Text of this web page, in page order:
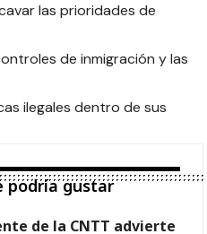
las prioridades de
de inmigración y las
ilegales dentro de sus
podría gustar
de la CNTT advierte